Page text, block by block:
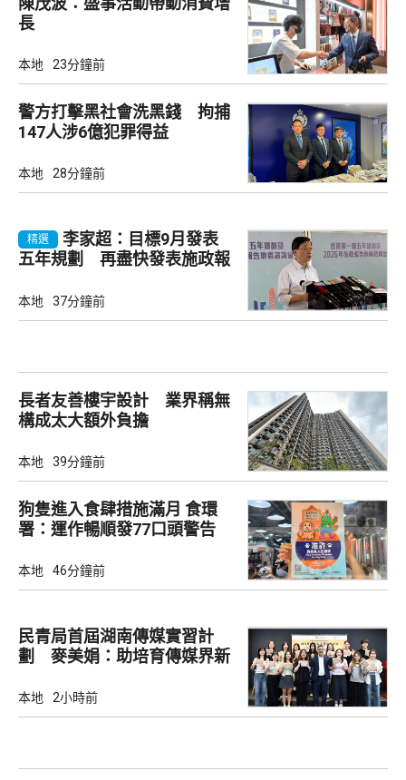
長
本地 23分鐘前
警方打擊黑社會洗黑錢 拘捕
147人涉6億犯罪得益
本地 28分鐘前
精選
李家超：目標9月發表
五年規劃 再盡快發表施政報
本地 37分鐘前
長者友善樓宇設計 業界稱無
構成太大額外負擔
本地 39分鐘前
狗隻進入食肆措施滿月 食環
署：運作暢順發77口頭警告
本地 46分鐘前
民青局首屆湖南傳媒實習計
劃 麥美娟：助培育傳媒界新
本地 2小時前